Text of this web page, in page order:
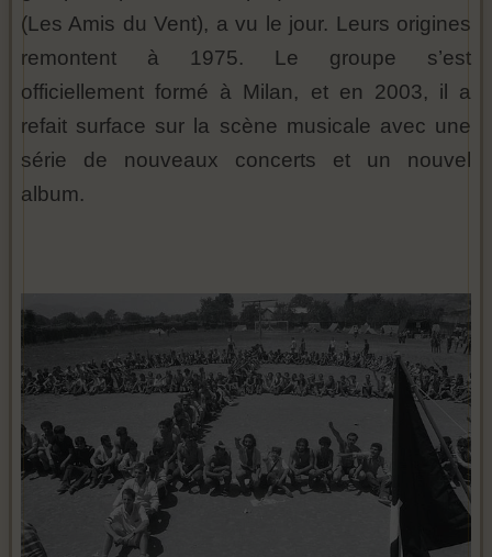
(Les Amis du Vent), a vu le jour. Leurs origines
remontent à 1975. Le groupe s’est
officiellement formé à Milan, et en 2003, il a
refait surface sur la scène musicale avec une
série de nouveaux concerts et un nouvel
album.